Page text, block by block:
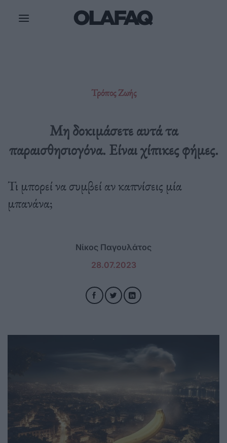
Τρόπος Ζωής
Μη δοκιμάσετε αυτά τα
παραισθησιογόνα. Είναι χίπικες φήμες.
Τι μπορεί να συμβεί αν καπνίσεις μία
μπανάνα;
Νίκος Παγουλάτος
28.07.2023